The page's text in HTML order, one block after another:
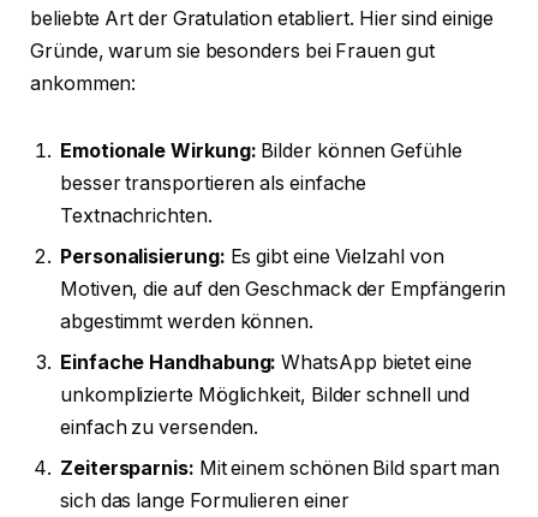
beliebte Art der Gratulation etabliert. Hier sind einige
Gründe, warum sie besonders bei Frauen gut
ankommen:
Emotionale Wirkung: Bilder können Gefühle
besser transportieren als einfache
Textnachrichten.
Personalisierung: Es gibt eine Vielzahl von
Motiven, die auf den Geschmack der Empfängerin
abgestimmt werden können.
Einfache Handhabung: WhatsApp bietet eine
unkomplizierte Möglichkeit, Bilder schnell und
einfach zu versenden.
Zeitersparnis: Mit einem schönen Bild spart man
sich das lange Formulieren einer